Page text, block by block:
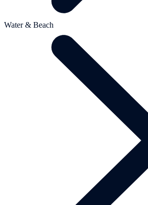
Water & Beach